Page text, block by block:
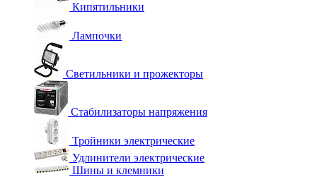
Кипятильники
Лампочки
Светильники и прожекторы
Стабилизаторы напряжения
Тройники электрические
Удлинители электрические
Шины и клемники